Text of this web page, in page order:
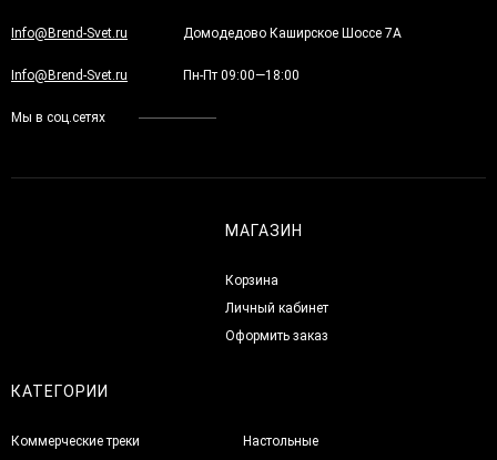
Info@Brend-Svet.ru Домодедово Каширское Шоссе 7А
Info@Brend-Svet.ru Пн-Пт 09:00—18:00
Мы в соц.сетях
МАГАЗИН
Корзина
Личный кабинет
Оформить заказ
КАТЕГОРИИ
Коммерческие треки
Настольные